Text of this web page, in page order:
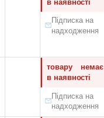
Прозора D-засувка(1)
Прозора засувка(4)
(1)
Трансивер(6)
Тригер Шмітта(19)
Шинний ключ(1)
в наявності
Підписка на
надходження
товару немає
в наявності
Підписка на
надходження